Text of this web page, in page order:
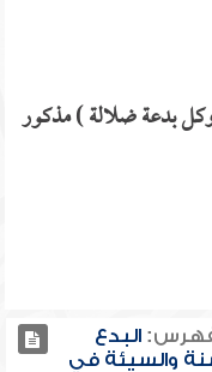
بدعة ضلالة ) مذكور
البدع
والسيئة في